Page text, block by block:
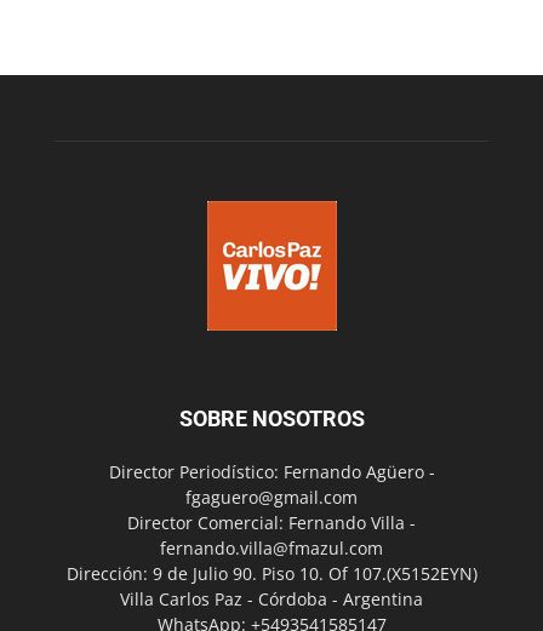
SOBRE NOSOTROS
Director Periodístico: Fernando Agüero -
fgaguero@gmail.com
Director Comercial: Fernando Villa -
fernando.villa@fmazul.com
Dirección: 9 de Julio 90. Piso 10. Of 107.(X5152EYN)
Villa Carlos Paz - Córdoba - Argentina
WhatsApp: +5493541585147